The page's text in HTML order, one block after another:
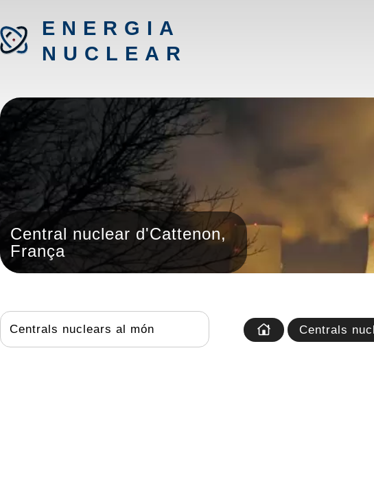
ENERGIA
NUCLEAR
Central nuclear d'Cattenon,
França
Centrals nuclears al món Centrals